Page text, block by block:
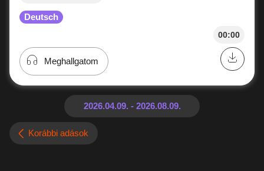
Deutsch
00:00
Meghallgatom
Korábbi adások